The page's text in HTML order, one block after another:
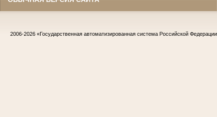
2006-2026 «Государственная автоматизированная система Российской